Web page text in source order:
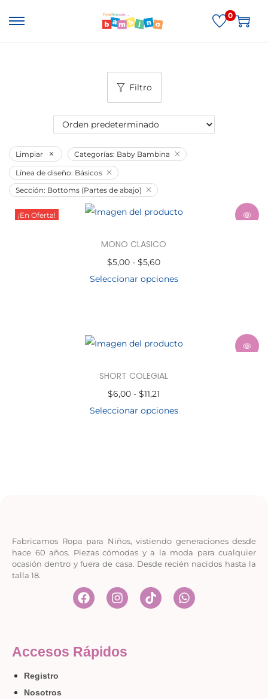
0
Filtro
Limpiar Categorías: Baby Bambina
Línea de diseño: Básicos
Sección: Bottoms (Partes de abajo)
¡En Oferta!
MONO CLASICO
$5,00 - $5,60
Seleccionar opciones
SHORT COLEGIAL
$6,00 - $11,21
Seleccionar opciones
Fabricamos Ropa para Niños, vistiendo generaciones desde
hace 60 años. Piezas cómodas y a la moda para cualquier
ocasión dentro y fuera de casa. Desde recién nacidos hasta la
talla 18.
Accesos Rápidos
Registro
Nosotros